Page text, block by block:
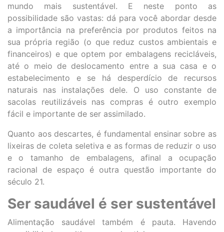
mundo mais sustentável. E neste ponto as
possibilidade são vastas: dá para você abordar desde
a importância na preferência por produtos feitos na
sua própria região (o que reduz custos ambientais e
financeiros) e que optem por embalagens recicláveis,
até o meio de deslocamento entre a sua casa e o
estabelecimento e se há desperdício de recursos
naturais nas instalações dele. O uso constante de
sacolas reutilizáveis nas compras é outro exemplo
fácil e importante de ser assimilado.
Quanto aos descartes, é fundamental ensinar sobre as
lixeiras de coleta seletiva e as formas de reduzir o uso
e o tamanho de embalagens, afinal a ocupação
racional de espaço é outra questão importante do
século 21.
Ser saudável é ser sustentável
Alimentação saudável também é pauta. Havendo